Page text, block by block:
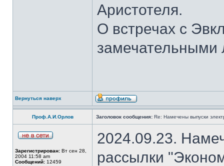
Аристотеля.
О встречах с
Вернуться наверх
Проф.А.И.Орлов Заголовок сообщения: Re: Намечены выпуски
Зарегистрирован: Вт сен 28,
2004 11:58 am
Сообщений: 12459
2024.09.23.
рассылки